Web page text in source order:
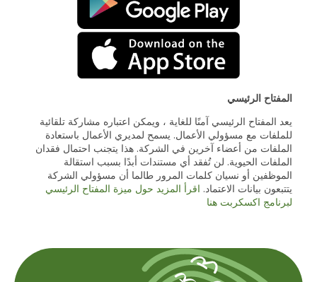
المفتاح الرئيسي
يعد المفتاح الرئيسي آمنًا للغاية ، ويمكن اعتباره مشاركة تلقائية
للملفات مع مسؤولي الأعمال. يسمح لمديري الأعمال باستعادة
الملفات من أعضاء آخرين في الشركة. هذا يتجنب احتمال فقدان
الملفات الحيوية. لن تُفقد أي مستندات أبدًا بسبب استقالة
الموظفين أو نسيان كلمات المرور طالما أن مسؤولي الشركة
يتتبعون بيانات الاعتماد. اقرأ المزيد حول ميزة المفتاح الرئيسي
لبرنامج اكسكربت هنا